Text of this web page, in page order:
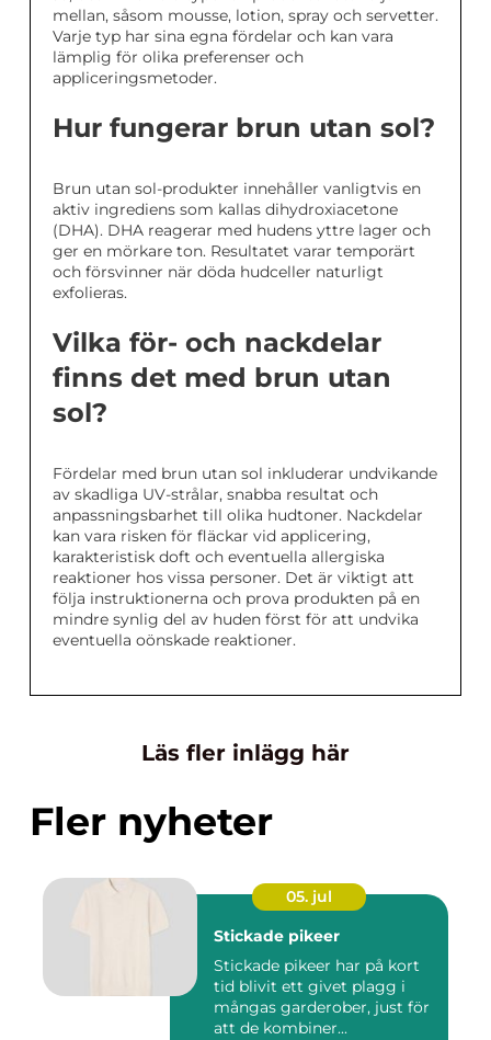
mellan, såsom mousse, lotion, spray och servetter.
Varje typ har sina egna fördelar och kan vara
lämplig för olika preferenser och
appliceringsmetoder.
Hur fungerar brun utan sol?
Brun utan sol-produkter innehåller vanligtvis en
aktiv ingrediens som kallas dihydroxiacetone
(DHA). DHA reagerar med hudens yttre lager och
ger en mörkare ton. Resultatet varar temporärt
och försvinner när döda hudceller naturligt
exfolieras.
Vilka för- och nackdelar
finns det med brun utan
sol?
Fördelar med brun utan sol inkluderar undvikande
av skadliga UV-strålar, snabba resultat och
anpassningsbarhet till olika hudtoner. Nackdelar
kan vara risken för fläckar vid applicering,
karakteristisk doft och eventuella allergiska
reaktioner hos vissa personer. Det är viktigt att
följa instruktionerna och prova produkten på en
mindre synlig del av huden först för att undvika
eventuella oönskade reaktioner.
Läs fler inlägg här
Fler nyheter
05. jul
Stickade pikeer
Stickade pikeer har på kort
tid blivit ett givet plagg i
mångas garderober, just för
att de kombiner...